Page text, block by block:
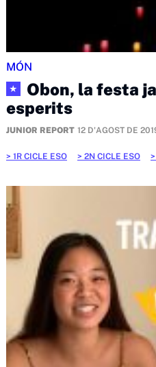
MÓN
★
Obon, la festa
esperits
JUNIOR REPORT 12 D'AGOST DE
1R CICLE ESO 2N CICLE ESO